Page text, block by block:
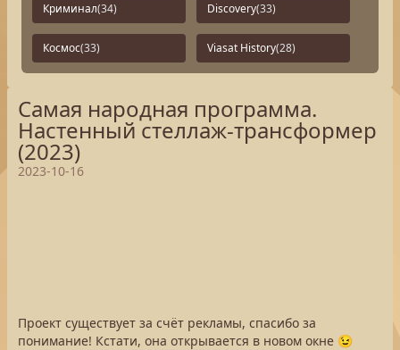
Криминал(34) Discovery(33)
Космос(33) Viasat History(28)
Самая народная программа.
Настенный стеллаж-трансформер
(2023)
2023-10-16
Проект существует за счёт рекламы, спасибо за
понимание! Кстати, она открывается в новом окне 😉